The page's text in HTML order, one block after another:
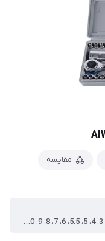
مقایسه
جنس ، کروم-وانادیوم ، شماره آچار ، 1.5، 2، 2.5، 3، 4، 5، 5.5، 6، 7، 8، 9، 10، 11، 12، 13، 14، 15، 17، 16، 18، 19، 20، 21، 22، 23، 24، 25، 27، 26، 28، 29، 30، T-9، T-40، 32، ، سایر توضیحات ، ست ۴۰ عددی ، درایوهای ۱/۴ اینچ و ۳/۸ اینچ ، دارای استاندارد SAE و متریک ، دارای یک عدد آچار جغجغه ای ، دارای یک عدد آچار بکس ، دارای یک عدد رابط ، دارای کاور فایبرگلاس